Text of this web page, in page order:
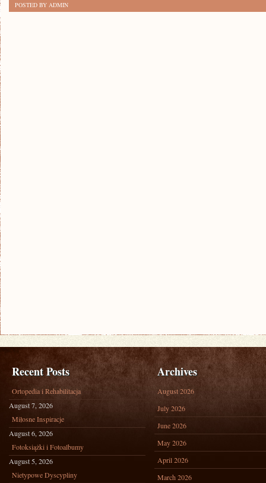
POSTED BY ADMIN
Recent Posts
Ortopedia i Rehabilitacja
August 7, 2026
Miłosne Inspiracje
August 6, 2026
Fotoksiążki i Fotoalbumy
August 5, 2026
Nietypowe Dyscypliny
Archives
August 2026
July 2026
June 2026
May 2026
April 2026
March 2026